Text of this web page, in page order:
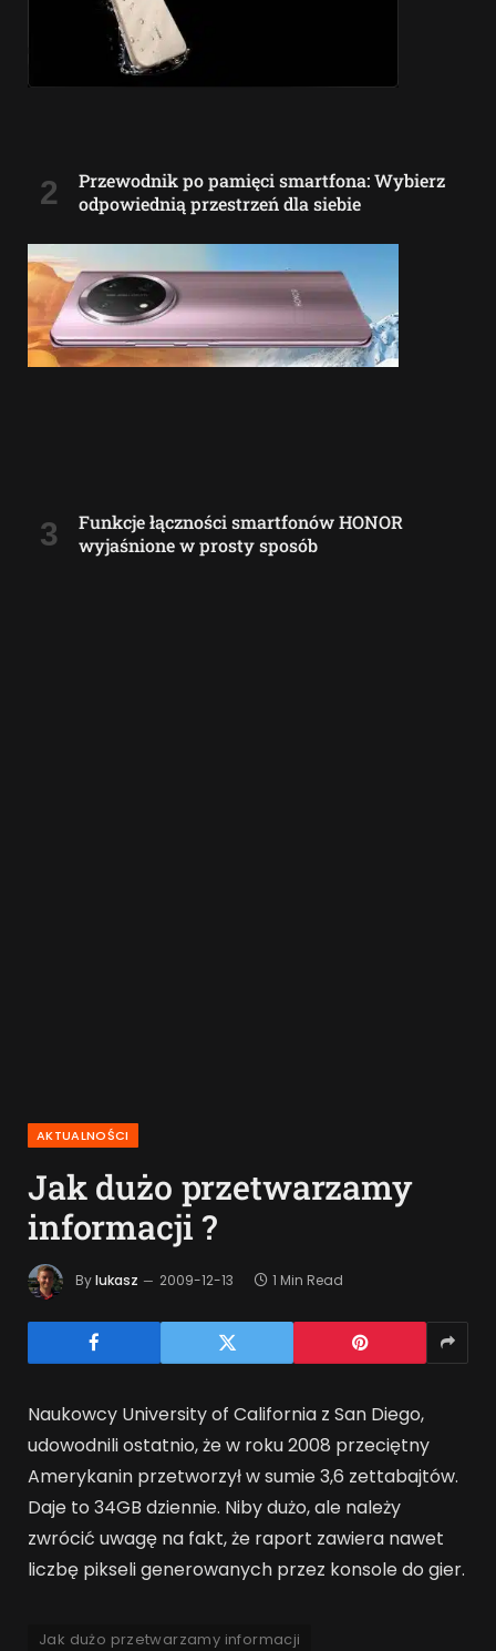
Przewodnik po pamięci smartfona: Wybierz
odpowiednią przestrzeń dla siebie
Funkcje łączności smartfonów HONOR
wyjaśnione w prosty sposób
AKTUALNOŚCI
Jak dużo przetwarzamy
informacji ?
Bylukasz 2009-12-13 1 Min Read
Naukowcy University of California z San Diego,
udowodnili ostatnio, że w roku 2008 przeciętny
Amerykanin przetworzył w sumie 3,6 zettabajtów.
Daje to 34GB dziennie. Niby dużo, ale należy
zwrócić uwagę na fakt, że raport zawiera nawet
liczbę pikseli generowanych przez konsole do gier.
Jak dużo przetwarzamy informacji